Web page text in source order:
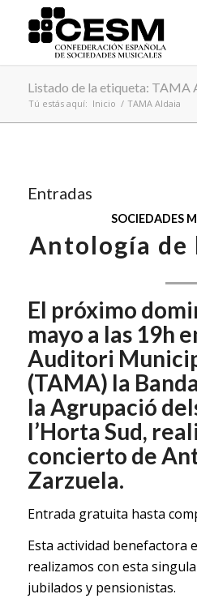
Listado de la etiqueta: TAMA
Tú estás aquí: Inicio / TAMA Aldaia
Entradas
SOCIEDADES
Antología de
El próximo
mayo a las 19h
Auditori
(TAMA) la
la Agrupació
l’Horta Sud,
concierto de
Zarzuela.
Entrada gratuita hasta
Esta actividad benefactora
realizamos con esta
jubilados y pensionistas.